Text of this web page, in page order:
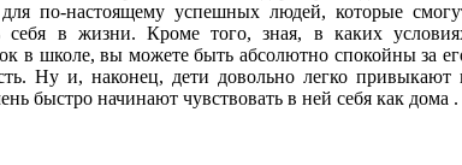
по-настоящему успешных людей, которые
себя в жизни. Кроме того, зная, в каких
в школе, вы можете быть абсолютно спокойны за
Ну и, наконец, дети довольно легко привыкают
быстро начинают чувствовать в ней себя как дома .